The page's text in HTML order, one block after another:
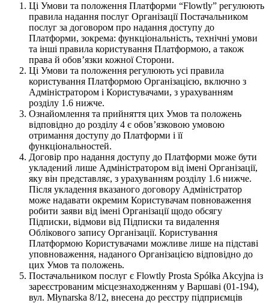
Ці Умови та положення Платформи “Flowtly” регулюють
правила надання послуг Організації Постачальником
послуг за договором про надання доступу до
Платформи, зокрема: функціональність, технічні умови
та інші правила користування Платформою, а також
права й обовʼязки кожної Сторони.
Ці Умови та положення регулюють усі правила
користування Платформою Організацією, включно з
Адміністратором і Користувачами, з урахуванням
розділу 1.6 нижче.
Ознайомлення та прийняття цих Умов та положень
відповідно до розділу 4 є обовʼязковою умовою
отримання доступу до Платформи і її
функціональностей.
Договір про надання доступу до Платформи може бути
укладений лише Адміністратором від імені Організації,
яку він представляє, з урахуванням розділу 1.6 нижче.
Після укладення вказаного договору Адміністратор
може надавати окремим Користувачам повноваження
робити заяви від імені Організації щодо обсягу
Підписки, відмови від Підписки та видалення
Облікового запису Організації. Користування
Платформою Користувачами можливе лише на підставі
уповноваження, наданого Організацією відповідно до
цих Умов та положень.
Постачальником послуг є Flowtly Prosta Spółka Akcyjna із
зареєстрованим місцезнаходженням у Варшаві (01-194),
вул. Młynarska 8/12, внесена до реєстру підприємців